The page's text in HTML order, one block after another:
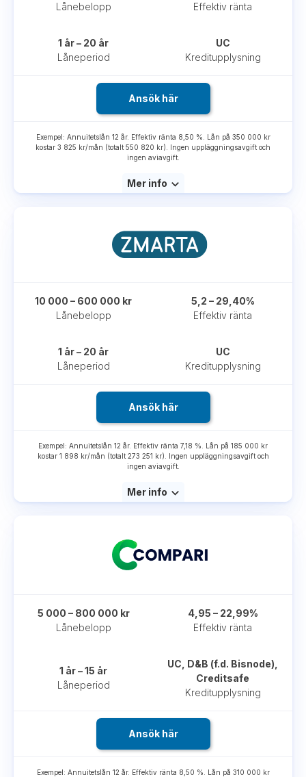
Lånebelopp
Effektiv ränta
Låneperiod
1 år – 20 år
Kreditupplysning
UC
Ansök här
Exempel: Annuitetslån 12 år. Effektiv ränta 8,50 %. Lån på 350 000 kr
kostar 3 825 kr/mån (totalt 550 820 kr). Ingen uppläggningsavgift och
ingen aviavgift.
Mer info
Lånebelopp
10 000 – 600 000 kr
Effektiv ränta
5,2 – 29,40%
Låneperiod
1 år – 20 år
Kreditupplysning
UC
Ansök här
Exempel: Annuitetslån 12 år. Effektiv ränta 7,18 %. Lån på 185 000 kr
kostar 1 898 kr/mån (totalt 273 251 kr). Ingen uppläggningsavgift och
ingen aviavgift.
Mer info
Lånebelopp
5 000 – 800 000 kr
Effektiv ränta
4,95 – 22,99%
Låneperiod
1 år – 15 år
Kreditupplysning
UC, D&B (f.d. Bisnode),
Creditsafe
Ansök här
Exempel: Annuitetslån 12 år. Effektiv ränta 8,50 %. Lån på 310 000 kr